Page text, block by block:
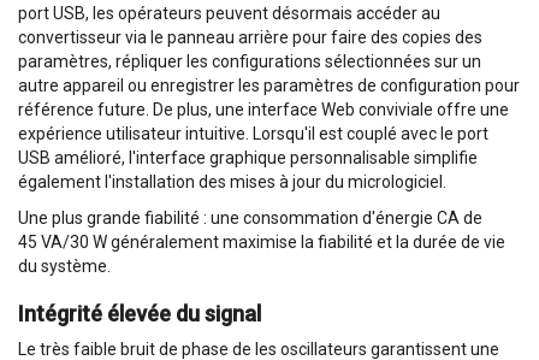
port USB, les opérateurs peuvent désormais accéder au
convertisseur via le panneau arrière pour faire des copies des
paramètres, répliquer les configurations sélectionnées sur un
autre appareil ou enregistrer les paramètres de configuration pour
référence future. De plus, une interface Web conviviale offre une
expérience utilisateur intuitive. Lorsqu'il est couplé avec le port
USB amélioré, l'interface graphique personnalisable simplifie
également l'installation des mises à jour du micrologiciel.
Une plus grande fiabilité : une consommation d'énergie CA de
45 VA/30 W généralement maximise la fiabilité et la durée de vie
du système.
Intégrité élevée du signal
Le très faible bruit de phase de les oscillateurs garantissent une